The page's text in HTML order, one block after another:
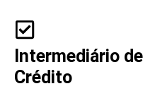
Intermediário de
Crédito